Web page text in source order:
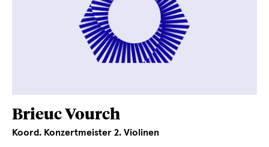
Brieuc Vourch
Koord. Konzertmeister 2. Violinen